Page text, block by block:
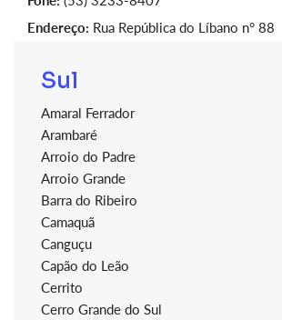
Endereço: Rua República do Líbano n° 88
Sul
Amaral Ferrador
Arambaré
Arroio do Padre
Arroio Grande
Barra do Ribeiro
Camaquã
Canguçu
Capão do Leão
Cerrito
Cerro Grande do Sul